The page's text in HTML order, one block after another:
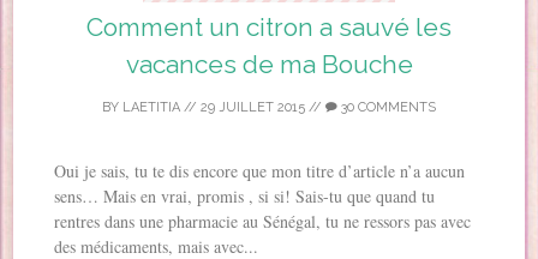
Comment un citron a sauvé les
vacances de ma Bouche
BY LAETITIA // 29 JUILLET 2015 // 30 COMMENTS
Oui je sais, tu te dis encore que mon titre d’article n’a aucun
sens… Mais en vrai, promis , si si! Sais-tu que quand tu
rentres dans une pharmacie au Sénégal, tu ne ressors pas avec
des médicaments, mais avec...